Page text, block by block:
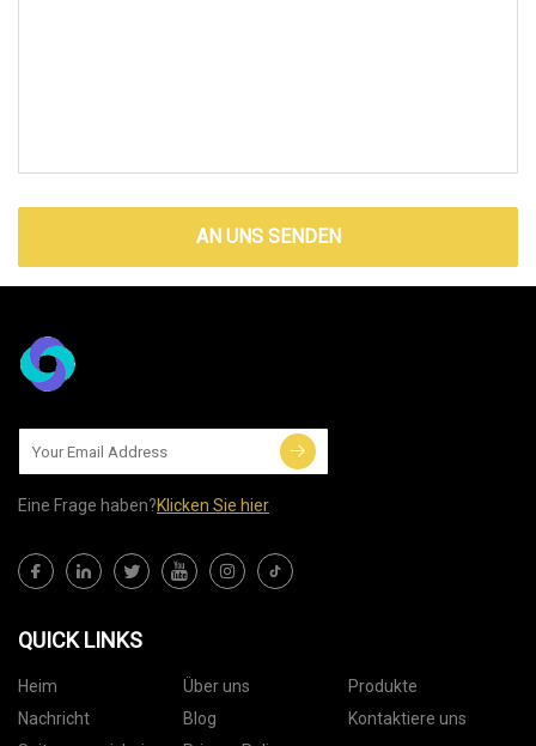
AN UNS SENDEN
Eine Frage haben?Klicken Sie hier
QUICK LINKS
Heim Über uns
Produkte
Nachricht
Blog
Kontaktiere uns